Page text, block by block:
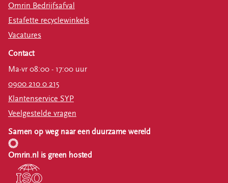
Omrin Bedrijfsafval
Estafette recyclewinkels
Vacatures
Contact
Ma-vr 08:00 - 17:00 uur
0900 210 0 215
Klantenservice SYP
Veelgestelde vragen
Samen op weg naar een duurzame wereld
Omrin.nl is green hosted